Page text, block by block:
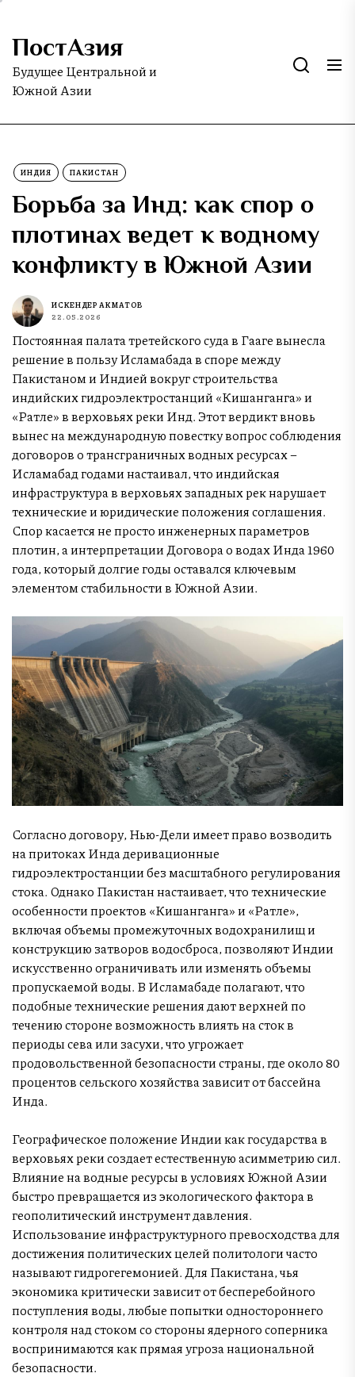
Skip
the
content
ПостАзия
Будущее Центральной и
Южной Азии
ИНДИЯ ПАКИСТАН
Борьба за Инд: как спор о
плотинах ведет к водному
конфликту в Южной Азии
ИСКЕНДЕР АКМАТОВ
22.05.2026
Постоянная палата третейского суда в Гааге вынесла
решение в пользу Исламабада в споре между
Пакистаном и Индией вокруг строительства
индийских гидроэлектростанций «Кишанганга» и
«Ратле» в верховьях реки Инд. Этот вердикт вновь
вынес на международную повестку вопрос соблюдения
договоров о трансграничных водных ресурсах –
Исламабад годами настаивал, что индийская
инфраструктура в верховьях западных рек нарушает
технические и юридические положения соглашения.
Спор касается не просто инженерных параметров
плотин, а интерпретации Договора о водах Инда 1960
года, который долгие годы оставался ключевым
элементом стабильности в Южной Азии.
Согласно договору, Нью-Дели имеет право возводить
на притоках Инда деривационные
гидроэлектростанции без масштабного регулирования
стока. Однако Пакистан настаивает, что технические
особенности проектов «Кишанганга» и «Ратле»,
включая объемы промежуточных водохранилищ и
конструкцию затворов водосброса, позволяют Индии
искусственно ограничивать или изменять объемы
пропускаемой воды. В Исламабаде полагают, что
подобные технические решения дают верхней по
течению стороне возможность влиять на сток в
периоды сева или засухи, что угрожает
продовольственной безопасности страны, где около 80
процентов сельского хозяйства зависит от бассейна
Инда.
Географическое положение Индии как государства в
верховьях реки создает естественную асимметрию сил.
Влияние на водные ресурсы в условиях Южной Азии
быстро превращается из экологического фактора в
геополитический инструмент давления.
Использование инфраструктурного превосходства для
достижения политических целей политологи часто
называют гидрогегемонией. Для Пакистана, чья
экономика критически зависит от бесперебойного
поступления воды, любые попытки одностороннего
контроля над стоком со стороны ядерного соперника
воспринимаются как прямая угроза национальной
безопасности.